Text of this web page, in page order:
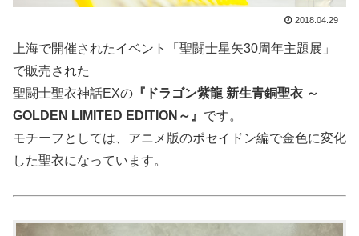
2018.04.29
上海で開催されたイベント「聖闘士星矢30周年主題展」
で販売された
聖闘士聖衣神話EXの 『ドラゴン紫龍 新生青銅聖衣 ～
GOLDEN LIMITED EDITION～』 です。
モチーフとしては、アニメ版のポセイドン編で金色に変化
した聖衣になっています。